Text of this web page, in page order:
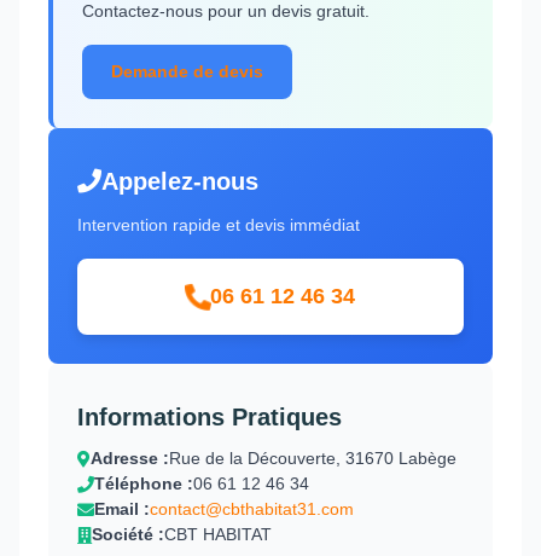
Contactez-nous pour un devis gratuit.
Demande de devis
Appelez-nous
Intervention rapide et devis immédiat
06 61 12 46 34
Informations Pratiques
Adresse :Rue de la Découverte, 31670 Labège
Téléphone :06 61 12 46 34
Email :contact@cbthabitat31.com
Société :CBT HABITAT